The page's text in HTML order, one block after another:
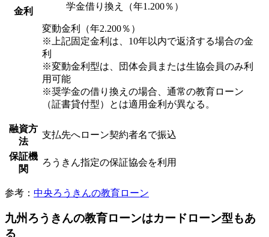
金利
学金借り換え（年1.200％）
変動金利（年2.200％）
※上記固定金利は、10年以内で返済する場合の金
利
※変動金利型は、団体会員または生協会員のみ利
用可能
※奨学金の借り換えの場合、通常の教育ローン
（証書貸付型）とは適用金利が異なる。
融資方
法
支払先へローン契約者名で振込
保証機
関
ろうきん指定の保証協会を利用
参考： 中央ろうきんの教育ローン
九州ろうきんの教育ローンはカードローン型もあ
る